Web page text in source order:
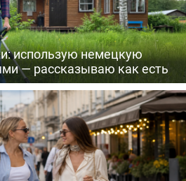
использую немецкую
— рассказываю как есть